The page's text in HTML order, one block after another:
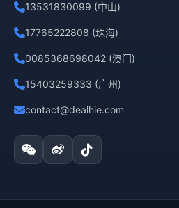
13531830099 (中山)
17765222808 (珠海)
0085368698042 (澳门)
15403259333 (广州)
contact@dealhie.com